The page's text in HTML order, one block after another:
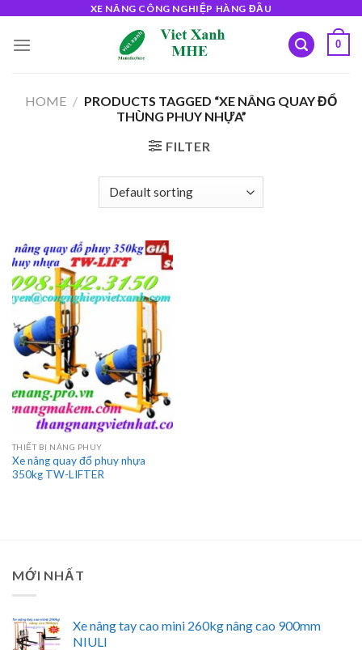
content
XE NÂNG CÔNG NGHIỆP HÀNG ĐẦU
0
HOME / PRODUCTS TAGGED “XE NÂNG QUAY ĐỔ
THÙNG PHUY NHỰA”
FILTER
THIẾT BỊ NÂNG PHUY
Xe nâng quay đổ phuy nhựa
350kg TW-LIFTER
MỚI NHẤT
Xe nâng tay cao mini 260kg nâng cao 900mm
NIULI